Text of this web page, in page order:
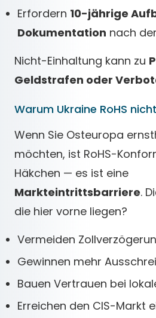
Erfordern 10-jährige
Dokumentation nach
Nicht-Einhaltung kann zu
Geldstrafen oder
Warum Ukraine RoHS
Wenn Sie Osteuropa
möchten, ist RoHS-
Häkchen — es ist eine
Markteintrittsbarriere.
die hier vorne liegen?
Vermeiden
Gewinnen mehr
Bauen Vertrauen bei
Erreichen den CIS-Markt